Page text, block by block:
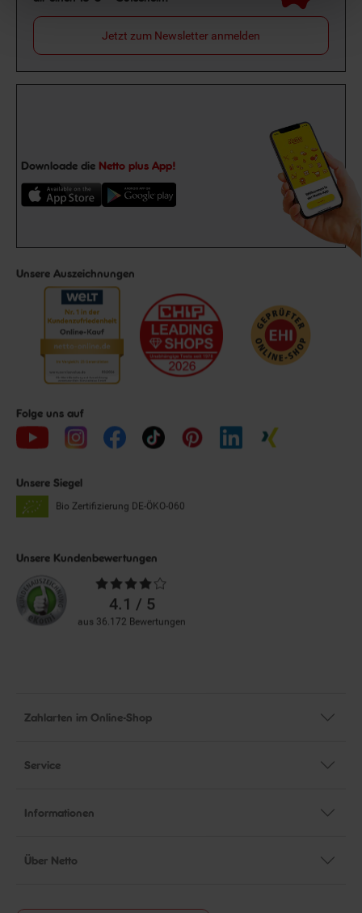
Jetzt zum Newsletter anmelden
Downloade die Netto plus App!
Unsere Auszeichnungen
Folge uns auf
Unsere Siegel
Bio Zertifizierung DE-ÖKO-060
Unsere Kundenbewertungen
Durchschnittliche
Bewertungen4.1 / 5
aus 36.172 Bewertungen
Zahlarten im Online-Shop
Service
Informationen
Über Netto